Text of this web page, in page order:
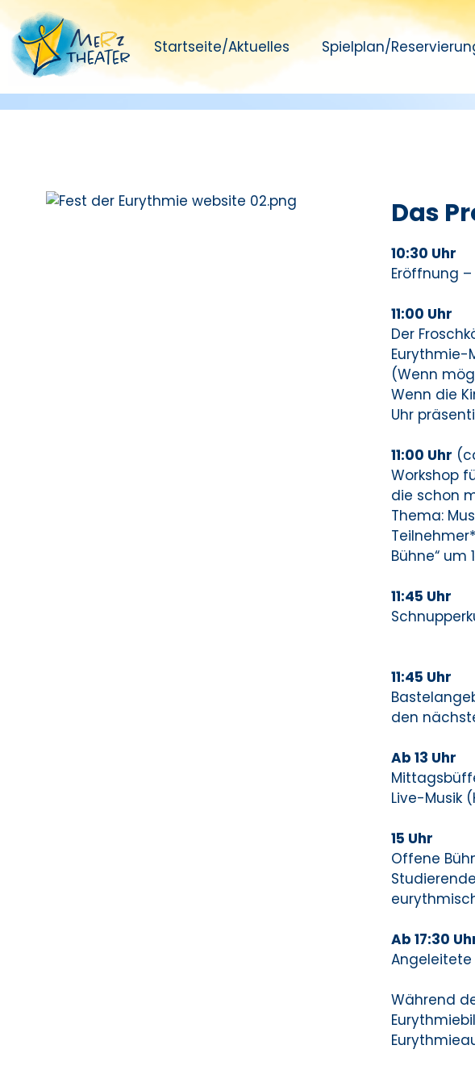
Startseite/Aktuelles Spielplan/
Fest der
Das
10:30 Uhr
Eröffnung
11:00 Uhr
Der
Eurythmie-
(Wenn
Wenn die
Uhr
11:00 Uhr
Workshop
die schon
Thema:
Bühne“ um
11:45 Uhr
11:45 Uhr
den
Ab 13 Uhr
Live-Musik
15 Uhr
Offene
Ab 17:30
Während